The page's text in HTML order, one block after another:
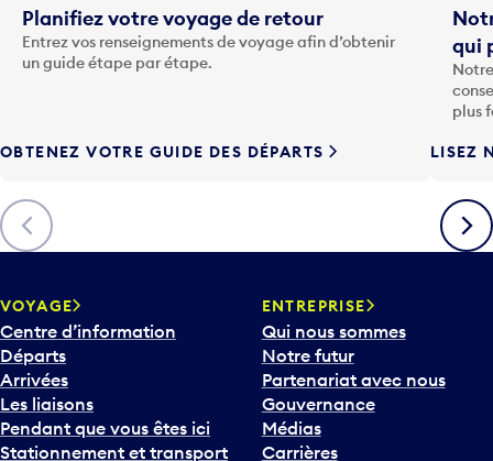
t
o
u
F
è
c
h
v
e
r
s
l
e
b
Précédent
Planifiez votre voyage de retour
Entrez vos renseignements de voyage afin d’obtenir
un guide étape par étape.
OBTENEZ VOTRE GUIDE DES DÉPARTS
qui
plus
LISEZ
VOYAGE
Centre d’information
Départs
Arrivées
Les liaisons
Pendant que vous êtes ici
Stationnement et transport
ENTREPRISE
Qui nous sommes
Notre futur
Partenariat avec nous
Gouvernance
Médias
Carrières